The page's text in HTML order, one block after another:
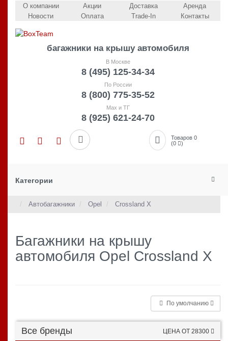
О компании
Новости
Акции
Оплата
Доставка
Trade-In
Аренда
Контакты
багажники на крышу автомобиля
В Москве
8 (495) 125-34-34
По России
8 (800) 775-35-52
Max и ТГ
8 (925) 621-24-70
Товаров 0
(0
)
Категории
Автобагажники Opel Crossland X
Багажники на крышу
автомобиля Opel Crossland X
По умолчанию
Все бренды ЦЕНА ОТ 28300